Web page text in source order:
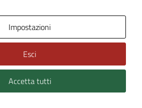
s.r.l.
Impostazioni
Esci
Accetta tutti